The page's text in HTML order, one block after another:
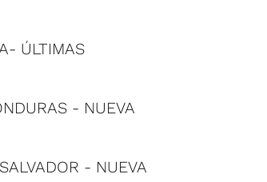
ÚLTIMAS
- NUEVA
- NUEVA